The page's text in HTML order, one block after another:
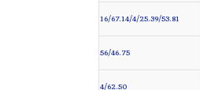
16/67.14/4/25.39/53.81
56/46.75
4/62.50